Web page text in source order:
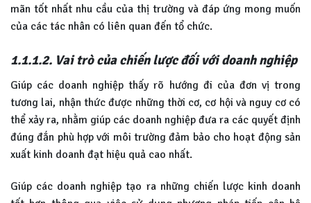
mãn tốt nhất nhu cầu của thị trường và đáp ứng mong muốn
của các tác nhân có liên quan đến tổ chức.
1.1.1.2. Vai trò của chiến lược đối với doanh nghiệp
Giúp các doanh nghiệp thấy rõ hướng đi của đơn vị trong
tương lai, nhận thức được những thời cơ, cơ hội và nguy cơ có
thể xảy ra, nhằm giúp các doanh nghiệp đưa ra các quyết định
đúng đắn phù hợp với môi trường đảm bảo cho hoạt động sản
xuất kinh doanh đạt hiệu quả cao nhất.
Giúp các doanh nghiệp tạo ra những chiến lược kinh doanh